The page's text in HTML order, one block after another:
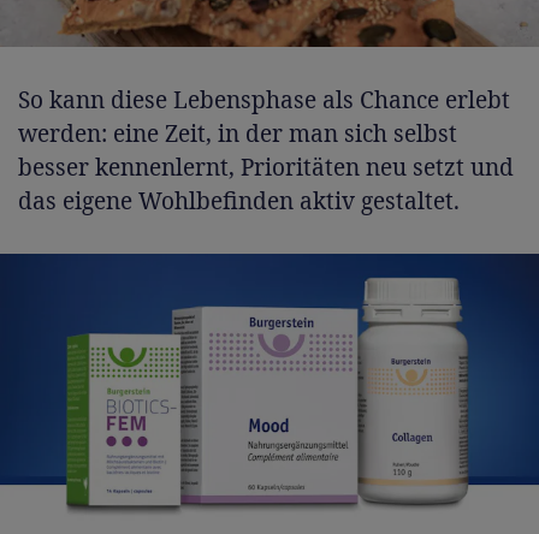
So kann diese Lebensphase als Chance erlebt
werden: eine Zeit, in der man sich selbst
besser kennenlernt, Prioritäten neu setzt und
das eigene Wohlbefinden aktiv gestaltet.